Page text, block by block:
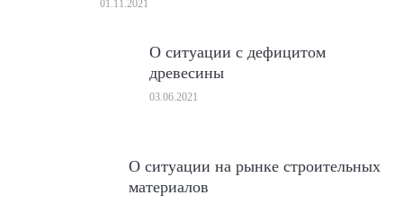
01.11.2021
О ситуации с дефицитом
древесины
03.06.2021
О ситуации на рынке строительных
материалов